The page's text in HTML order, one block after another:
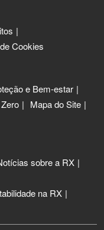
Cookies
e Bem-estar
Mapa do Site
sobre a RX
na RX